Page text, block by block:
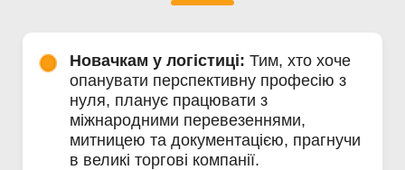
Новачкам у логістиці: Тим, хто хоче
опанувати перспективну професію з
нуля, планує працювати з
міжнародними перевезеннями,
митницею та документацією, прагнучи
в великі торгові компанії.